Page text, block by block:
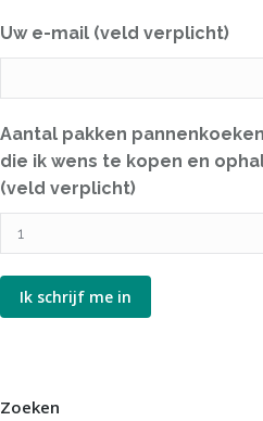
Uw e-mail (veld verplicht)
Aantal pakken
die ik wens te kopen en
(veld verplicht)
Zoeken